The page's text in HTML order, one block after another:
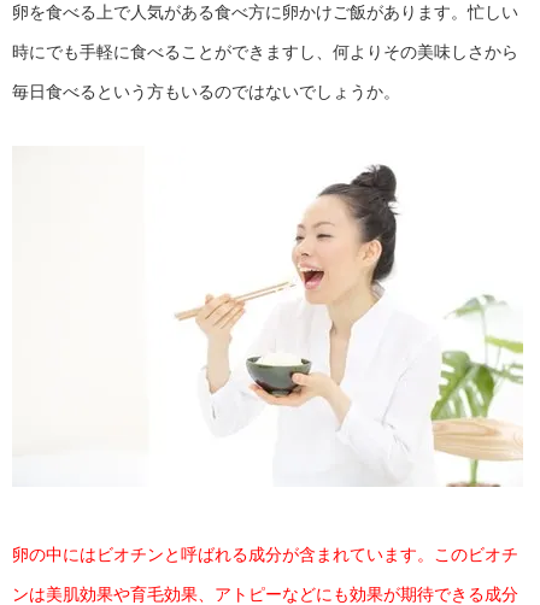
卵を食べる上で人気がある食べ方に卵かけご飯があります。忙しい
時にでも手軽に食べることができますし、何よりその美味しさから
毎日食べるという方もいるのではないでしょうか。
卵の中にはビオチンと呼ばれる成分が含まれています。このビオチ
ンは美肌効果や育毛効果、アトピーなどにも効果が期待できる成分